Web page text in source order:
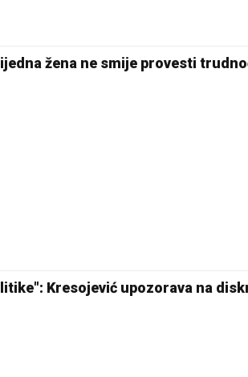
žena ne smije provesti
Kresojević upozorava na